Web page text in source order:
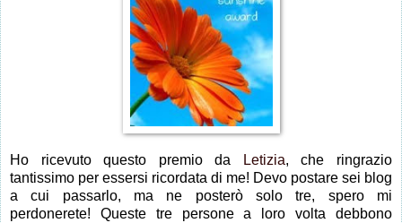
Ho ricevuto questo premio da Letizia, che ringrazio
tantissimo per essersi ricordata di me! Devo postare sei blog
a cui passarlo, ma ne posterò solo tre, spero mi
perdonerete! Queste tre persone a loro volta debbono